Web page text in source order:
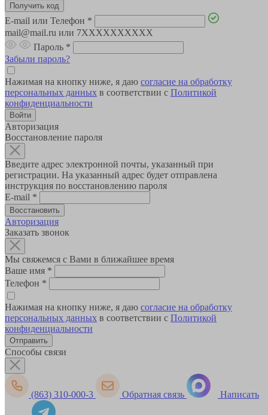
E-mail или Телефон *
mail@mail.ru или 7XXXXXXXXXX
Пароль *
Забыли пароль?
Нажимая на кнопку ниже, я даю согласие на обработку
персональных данных в соответствии с Политикой
конфиденциальности
Авторизация
Восстановление пароля
Введите адрес электронной почты, указанный при
регистрации. На указанный адрес будет отправлена
инструкция по восстановлению пароля
E-mail *
Авторизация
Заказать звонок
Мы свяжемся с Вами в ближайшее время
Ваше имя *
Телефон *
Нажимая на кнопку ниже, я даю согласие на обработку
персональных данных в соответствии с Политикой
конфиденциальности
Способы связи
(863) 310-000-3 Обратная связь Написать